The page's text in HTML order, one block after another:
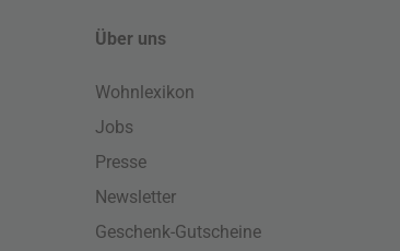
Über uns
Wohnlexikon
Jobs
Presse
Newsletter
Geschenk-Gutscheine